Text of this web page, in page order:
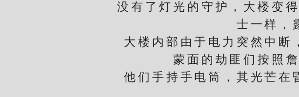
没有了灯光的守护，大楼变得
士一样，
大楼内部由于电力突然中断，
蒙面的劫匪们按照詹
他们手持手电筒，其光芒在